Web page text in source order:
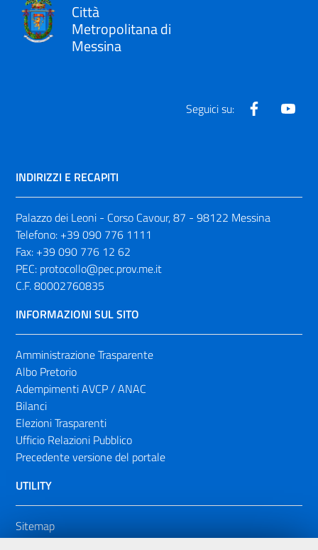
Città
Metropolitana di
Messina
Seguici su: Facebook
INDIRIZZI E RECAPITI
Palazzo dei Leoni - Corso Cavour, 87 - 98122 Messina
Telefono: +39 090 776 1111
Fax: +39 090 776 12 62
PEC: protocollo@pec.prov.me.it
C.F. 80002760835
INFORMAZIONI SUL SITO
Amministrazione Trasparente
Albo Pretorio
Adempimenti AVCP / ANAC
Bilanci
Elezioni Trasparenti
Ufficio Relazioni Pubblico
Precedente versione del portale
UTILITY
Sitemap
Dichiarazione di accessibilità